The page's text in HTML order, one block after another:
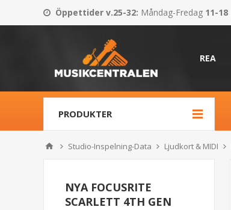
Öppettider v.25-32: Måndag-Fredag 11-18
REA
PRODUKTER
Studio-Inspelning-Data Ljudkort & MIDI
NYA FOCUSRITE
SCARLETT 4TH GEN